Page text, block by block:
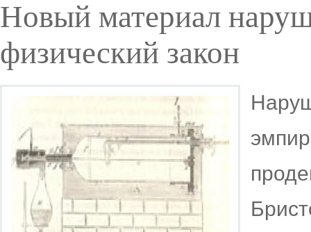
Новый материал
физический закон